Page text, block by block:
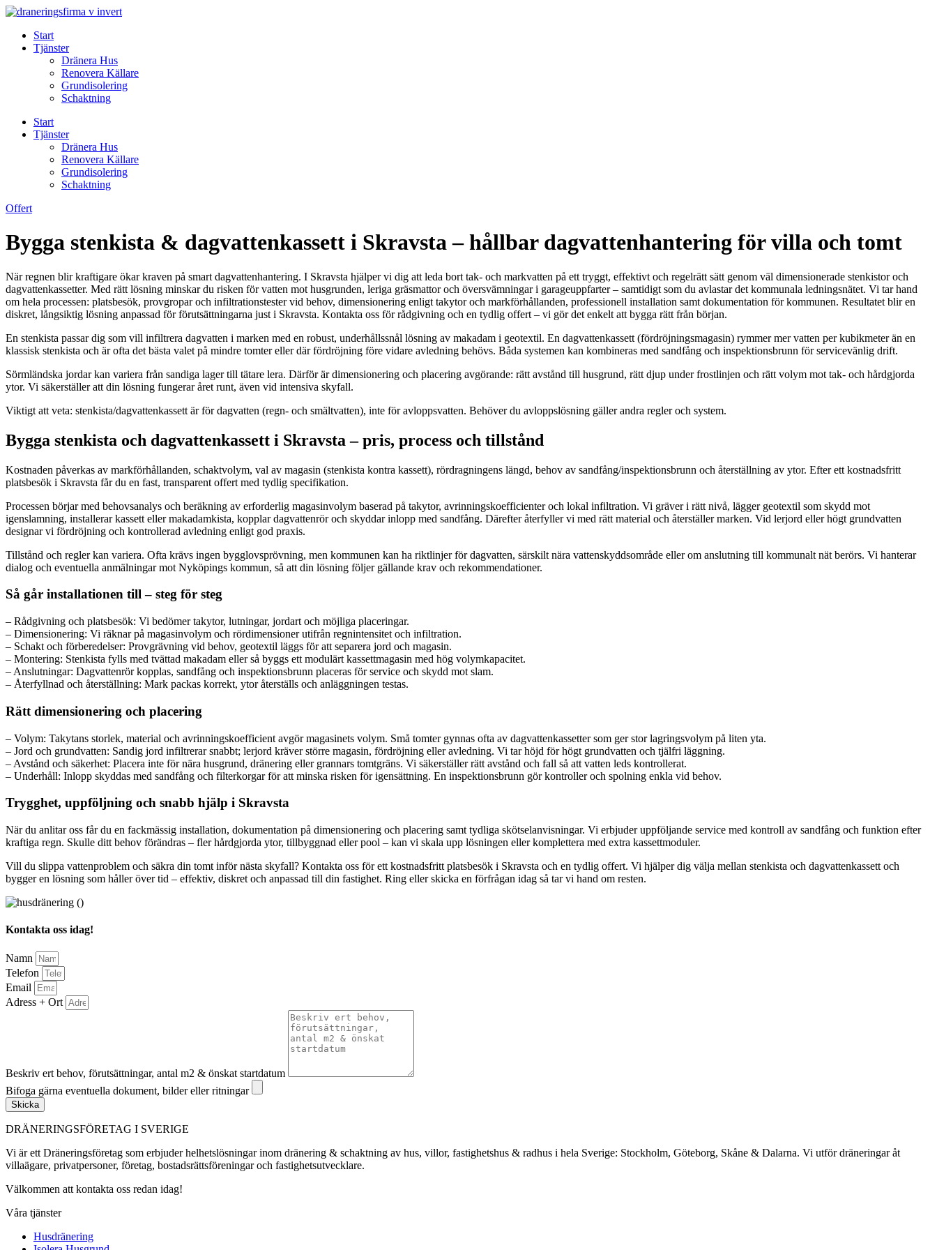
Skip
contentStart
Tjänster
Dränera Hus
Renovera Källare
Grundisolering
Schaktning
Start
Tjänster
Dränera Hus
Renovera Källare
Grundisolering
Schaktning
Offert
Bygga stenkista & dagvattenkassett i Skravsta – hållbar dagvattenhantering för villa och tomt
När regnen blir kraftigare ökar kraven på smart dagvattenhantering. I Skravsta hjälper vi dig att leda bort tak- och markvatten på ett tryggt, effektivt och regelrätt sätt genom väl dimensionerade stenkistor och
dagvattenkassetter. Med rätt lösning minskar du risken för vatten mot husgrunden, leriga gräsmattor och översvämningar i garageuppfarter – samtidigt som du avlastar det kommunala ledningsnätet. Vi tar hand
om hela processen: platsbesök, provgropar och infiltrationstester vid behov, dimensionering enligt takytor och markförhållanden, professionell installation samt dokumentation för kommunen. Resultatet blir en
diskret, långsiktig lösning anpassad för förutsättningarna just i Skravsta. Kontakta oss för rådgivning och en tydlig offert – vi gör det enkelt att bygga rätt från början.
En stenkista passar dig som vill infiltrera dagvatten i marken med en robust, underhållssnål lösning av makadam i geotextil. En dagvattenkassett (fördröjningsmagasin) rymmer mer vatten per kubikmeter än en
klassisk stenkista och är ofta det bästa valet på mindre tomter eller där fördröjning före vidare avledning behövs. Båda systemen kan kombineras med sandfång och inspektionsbrunn för servicevänlig drift.
Sörmländska jordar kan variera från sandiga lager till tätare lera. Därför är dimensionering och placering avgörande: rätt avstånd till husgrund, rätt djup under frostlinjen och rätt volym mot tak- och hårdgjorda
ytor. Vi säkerställer att din lösning fungerar året runt, även vid intensiva skyfall.
Viktigt att veta: stenkista/dagvattenkassett är för dagvatten (regn- och smältvatten), inte för avloppsvatten. Behöver du avloppslösning gäller andra regler och system.
Bygga stenkista och dagvattenkassett i Skravsta – pris, process och tillstånd
Kostnaden påverkas av markförhållanden, schaktvolym, val av magasin (stenkista kontra kassett), rördragningens längd, behov av sandfång/inspektionsbrunn och återställning av ytor. Efter ett kostnadsfritt
platsbesök i Skravsta får du en fast, transparent offert med tydlig specifikation.
Processen börjar med behovsanalys och beräkning av erforderlig magasinvolym baserad på takytor, avrinningskoefficienter och lokal infiltration. Vi gräver i rätt nivå, lägger geotextil som skydd mot
igenslamning, installerar kassett eller makadamkista, kopplar dagvattenrör och skyddar inlopp med sandfång. Därefter återfyller vi med rätt material och återställer marken. Vid lerjord eller högt grundvatten
designar vi fördröjning och kontrollerad avledning enligt god praxis.
Tillstånd och regler kan variera. Ofta krävs ingen bygglovsprövning, men kommunen kan ha riktlinjer för dagvatten, särskilt nära vattenskyddsområde eller om anslutning till kommunalt nät berörs. Vi hanterar
dialog och eventuella anmälningar mot Nyköpings kommun, så att din lösning följer gällande krav och rekommendationer.
Så går installationen till – steg för steg
– Rådgivning och platsbesök: Vi bedömer takytor, lutningar, jordart och möjliga placeringar.
– Dimensionering: Vi räknar på magasinvolym och rördimensioner utifrån regnintensitet och infiltration.
– Schakt och förberedelser: Provgrävning vid behov, geotextil läggs för att separera jord och magasin.
– Montering: Stenkista fylls med tvättad makadam eller så byggs ett modulärt kassettmagasin med hög volymkapacitet.
– Anslutningar: Dagvattenrör kopplas, sandfång och inspektionsbrunn placeras för service och skydd mot slam.
– Återfyllnad och återställning: Mark packas korrekt, ytor återställs och anläggningen testas.
Rätt dimensionering och placering
– Volym: Takytans storlek, material och avrinningskoefficient avgör magasinets volym. Små tomter gynnas ofta av dagvattenkassetter som ger stor lagringsvolym på liten yta.
– Jord och grundvatten: Sandig jord infiltrerar snabbt; lerjord kräver större magasin, fördröjning eller avledning. Vi tar höjd för högt grundvatten och tjälfri läggning.
– Avstånd och säkerhet: Placera inte för nära husgrund, dränering eller grannars tomtgräns. Vi säkerställer rätt avstånd och fall så att vatten leds kontrollerat.
– Underhåll: Inlopp skyddas med sandfång och filterkorgar för att minska risken för igensättning. En inspektionsbrunn gör kontroller och spolning enkla vid behov.
Trygghet, uppföljning och snabb hjälp i Skravsta
När du anlitar oss får du en fackmässig installation, dokumentation på dimensionering och placering samt tydliga skötselanvisningar. Vi erbjuder uppföljande service med kontroll av sandfång och funktion efter
kraftiga regn. Skulle ditt behov förändras – fler hårdgjorda ytor, tillbyggnad eller pool – kan vi skala upp lösningen eller komplettera med extra kassettmoduler.
Vill du slippa vattenproblem och säkra din tomt inför nästa skyfall? Kontakta oss för ett kostnadsfritt platsbesök i Skravsta och en tydlig offert. Vi hjälper dig välja mellan stenkista och dagvattenkassett och
bygger en lösning som håller över tid – effektiv, diskret och anpassad till din fastighet. Ring eller skicka en förfrågan idag så tar vi hand om resten.
Kontakta oss idag!
Namn
Telefon
Email
Adress + Ort
Beskriv ert behov, förutsättningar, antal m2 & önskat startdatum
Bifoga gärna eventuella dokument, bilder eller ritningar
Skicka
DRÄNERINGSFÖRETAG I SVERIGE
Vi är ett Dräneringsföretag som erbjuder helhetslösningar inom dränering & schaktning av hus, villor, fastighetshus & radhus i hela Sverige: Stockholm, Göteborg, Skåne & Dalarna. Vi utför dräneringar åt
villaägare, privatpersoner, företag, bostadsrättsföreningar och fastighetsutvecklare.
Välkommen att kontakta oss redan idag!
Våra tjänster
Husdränering